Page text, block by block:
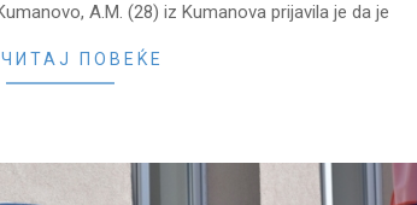
A.M. (28) iz Kumanova prijavila je da je
ПОВЕЌЕ